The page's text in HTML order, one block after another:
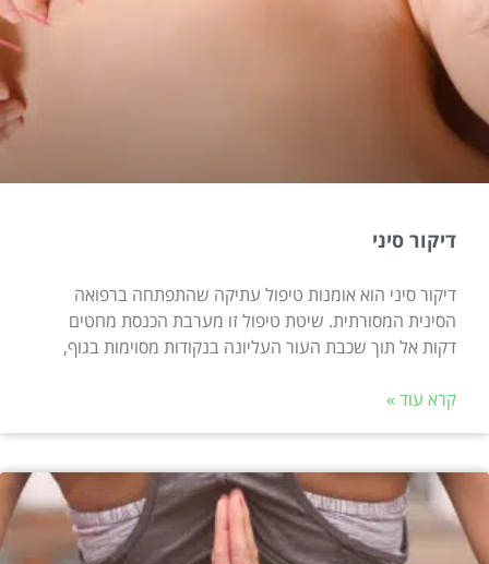
דיקור סיני
דיקור סיני הוא אומנות טיפול עתיקה שהתפתחה ברפואה
הסינית המסורתית. שיטת טיפול זו מערבת הכנסת מחטים
דקות אל תוך שכבת העור העליונה בנקודות מסוימות בגוף,
קרא עוד »